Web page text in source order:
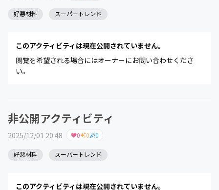
好悪材料 スーパートレンド
このアクティビティは現在公開されていません。
閲覧を希望される場合にはオーナーにお問い合わせくださ
い。
非公開アクティビティ
2025/12/01 20:48 0 0 0
好悪材料 スーパートレンド
このアクティビティは現在公開されていません。